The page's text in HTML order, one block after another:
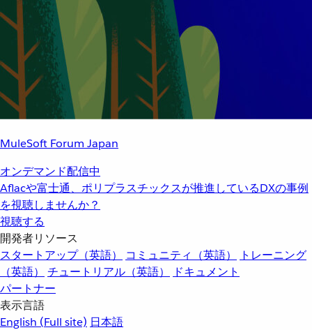
MuleSoft Forum Japan
オンデマンド配信中
Aflacや富士通、ポリプラスチックスが推進しているDXの事例
を視聴しませんか？
視聴する
開発者リソース
スタートアップ（英語）
コミュニティ（英語）
トレーニング
（英語）
チュートリアル（英語）
ドキュメント
パートナー
表示言語
English (Full site) 日本語